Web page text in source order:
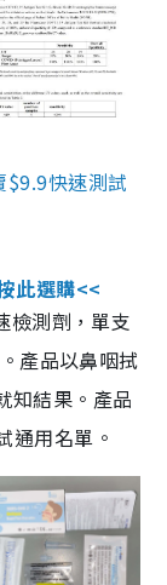
$9.9快速測試
此選購<<
檢測劑，單支
產品以鼻咽拭
知結果。產品
通用名單。